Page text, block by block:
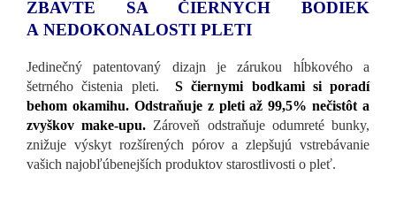
ZBAVTE SA ČIERNYCH BODIEK
A NEDOKONALOSTI PLETI
Jedinečný patentovaný dizajn je zárukou hĺbkového a
šetrného čistenia pleti.
S čiernymi bodkami si poradí
behom okamihu. Odstraňuje z pleti až 99,5% nečistôt a
zvyškov make-upu. Zároveň odstraňuje odumreté bunky,
znižuje výskyt rozšírených pórov a zlepšujú vstrebávanie
vašich najobľúbenejších produktov starostlivosti o pleť.